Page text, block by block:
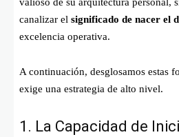
canalizar el significado de nacer el
excelencia operativa.
A continuación, desglosamos estas
exige una estrategia de alto nivel.
1. La Capacidad de